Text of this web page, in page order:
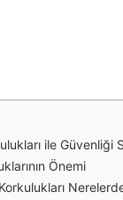
ile Güvenliği
Önemi
Nerelerde